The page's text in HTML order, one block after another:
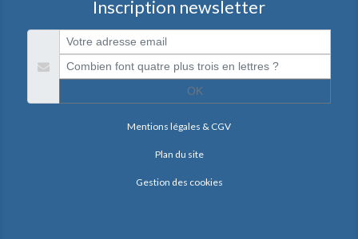
Inscription newsletter
OK
Mentions légales & CGV
Plan du site
Gestion des cookies